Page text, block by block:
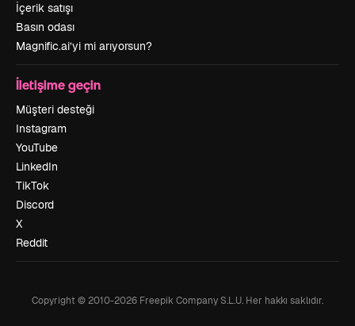
İçerik satışı
Basın odası
Magnific.ai’yi mi arıyorsun?
İletişime geçin
Müşteri desteği
Instagram
YouTube
LinkedIn
TikTok
Discord
X
Reddit
Copyright © 2010-2026 Freepik Company S.L.U. Her hakkı saklıdır.